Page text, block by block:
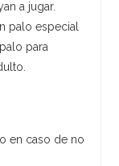
a jugar.
palo especial
para
en caso de no